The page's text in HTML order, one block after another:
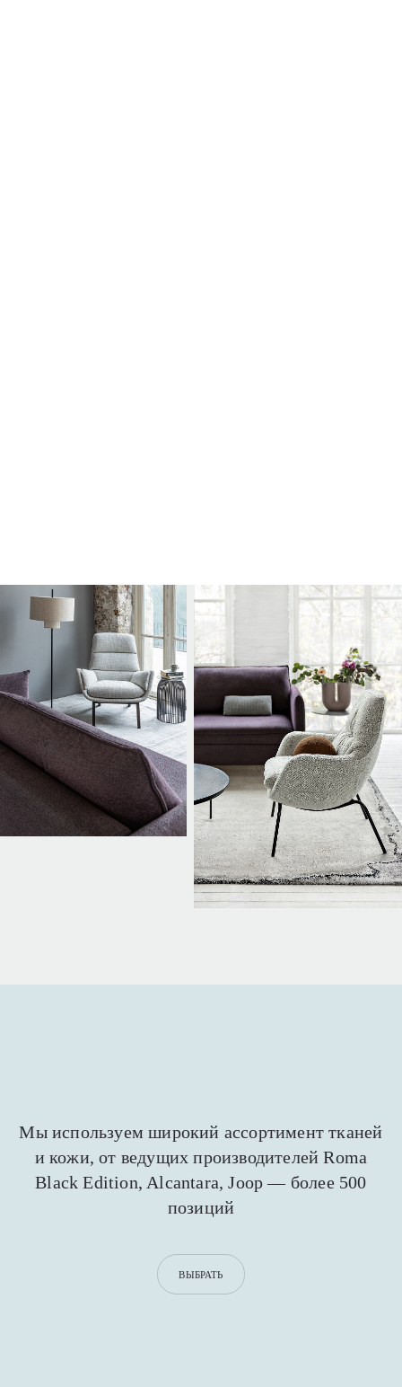
Мы используем широкий ассортимент тканей
и кожи,от ведущих производителей Roma
Black Edition, Alcantara, Joop — более 500
позиций
ВЫБРАТЬ